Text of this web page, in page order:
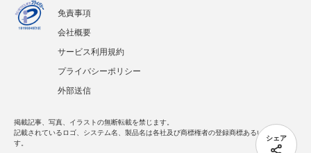
シェア
免責事項
会社概要
サービス利用規約
プライバシーポリシー
外部送信
掲載記事、写真、イラストの無断転載を禁じます。
記載されているロゴ、システム名、製品名は各社及び商標権者の登録商標あるいは商標で
す。